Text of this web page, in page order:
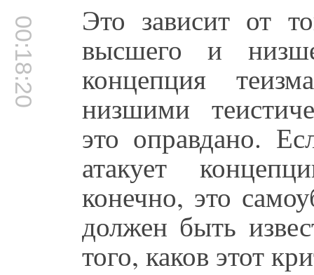
00:18:20 Это зависит от
высшего и
концепция
низшими
это оправдано.
атакует
конечно, это
должен быть
того, каков этот